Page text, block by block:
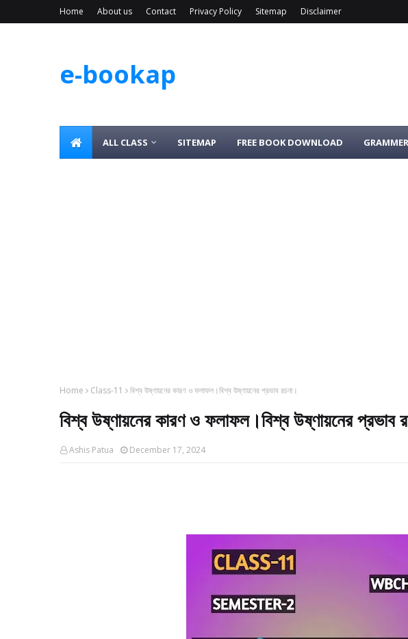
Home About us Contact Privacy Policy Sitemap Disclaimer
e-bookap
ALL CLASS SITEMAP FREE BOOK DOWNLOAD GRAMMER
Home Class-11 বিশ্ব উষ্ণায়নের কারণ ও ফলাফল।বিশ্ব উষ্ণায়নের প্রভাব রচনা।
বিশ্ব উষ্ণায়নের কারণ ও ফলাফল।বিশ্ব উষ্ণায়নের প্রভাব
Ashis Patua December 17, 2024